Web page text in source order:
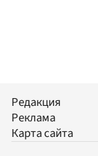
Редакция
Реклама
Карта сайта